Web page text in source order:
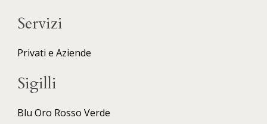
Servizi
Privati e Aziende
Sigilli
Blu Oro Rosso Verde